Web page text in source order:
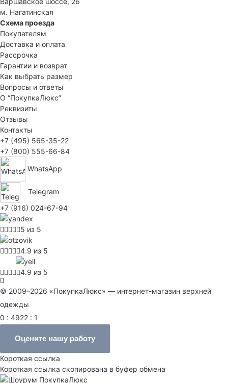
м. Нагатинская
Схема проезда
Покупателям
Доставка и оплата
Рассрочка
Гарантии и возврат
Как выбрать размер
Вопросы и ответы
О “ПокупкаЛюкс”
Реквизиты
Отзывы
Контакты
+7 (495) 565-35-22
+7 (800) 555-66-84
WhatsApp
Telegram
+7 (916) 024-67-94
5 из 5
4.9 из 5
4.9 из 5
© 2009–2026 «ПокупкаЛюкс» — интернет-магазин верхней
одежды
0 : 4922 : 1
Оцените нашу работу
Короткая ссылка
Короткая ссылка скопирована в буфер обмена